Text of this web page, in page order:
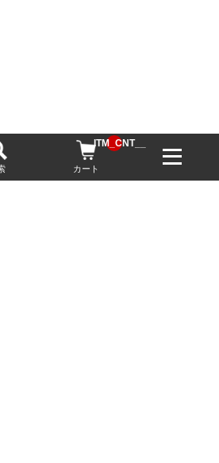
カート
__ITM_CNT__